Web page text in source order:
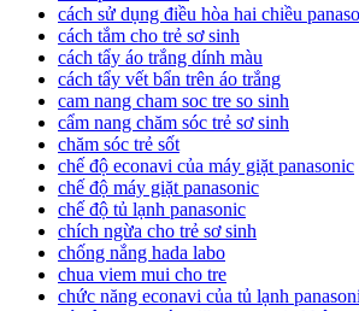
cách sử dụng điều hòa hai chiều
cách tắm cho trẻ sơ sinh
cách tẩy áo trắng dính màu
cách tẩy vết bẩn trên áo trắng
cam nang cham soc tre so sinh
cẩm nang chăm sóc trẻ sơ sinh
chăm sóc trẻ sốt
chế độ econavi của máy giặt panasonic
chế độ máy giặt panasonic
chế độ tủ lạnh panasonic
chích ngừa cho trẻ sơ sinh
chống nắng hada labo
chua viem mui cho tre
chức năng econavi của tủ lạnh